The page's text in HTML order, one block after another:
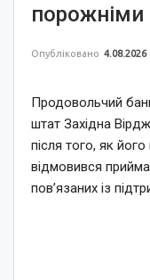
Опубліковано 4.08.2026
Продовольчий
штат Західна
після того, як його
відмовився
пов’язаних із